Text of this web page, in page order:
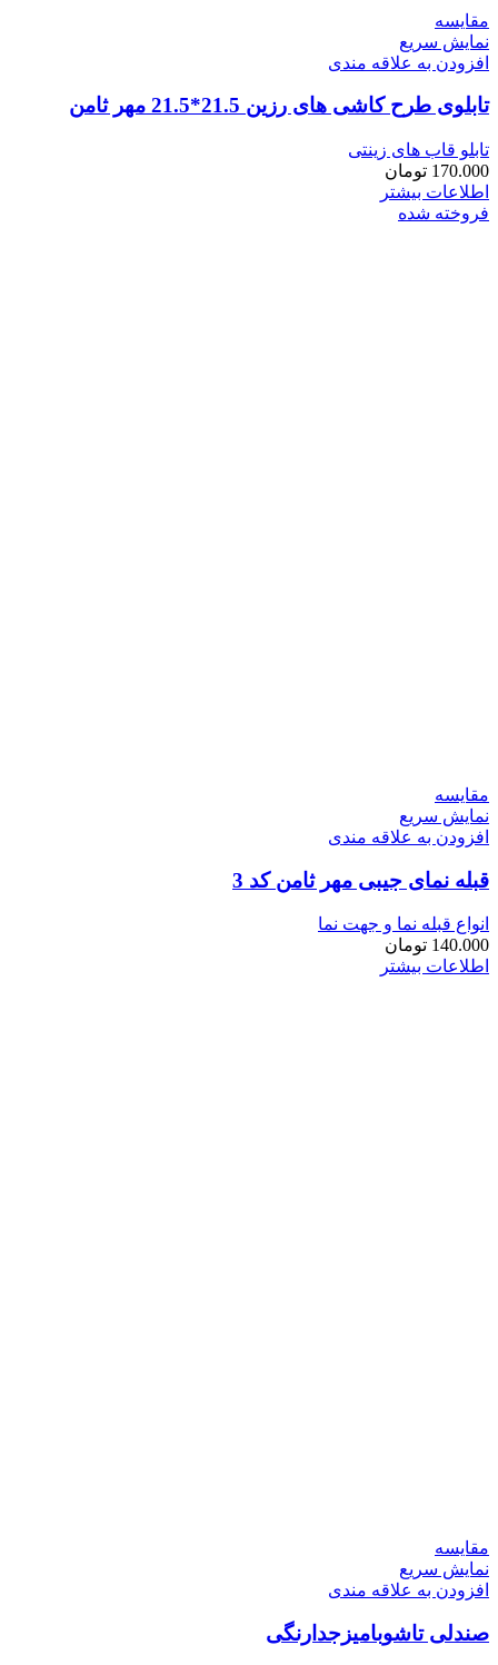
مقايسه
نمایش سریع
افزودن به علاقه مندی
تابلوی طرح کاشی های رزین 21.5*21.5 مهر ثامن
تابلو قاب های زینتی
170.000 تومان
اطلاعات بیشتر
فروخته شده
مقايسه
نمایش سریع
افزودن به علاقه مندی
قبله نمای جیبی مهر ثامن کد 3
انواع قبله نما و جهت نما
140.000 تومان
اطلاعات بیشتر
مقايسه
نمایش سریع
افزودن به علاقه مندی
صندلی تاشوبامیزجدارنگی